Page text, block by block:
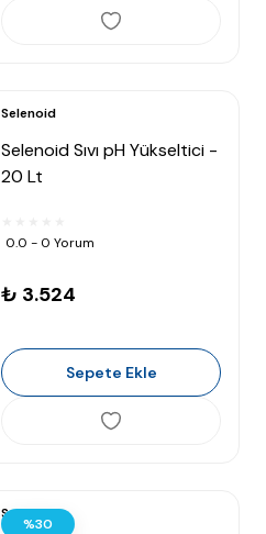
Selenoid
Selenoid Sıvı pH Yükseltici -
20 Lt
0.0 - 0 Yorum
₺ 3.524
Sepete Ekle
%30
Selenoid